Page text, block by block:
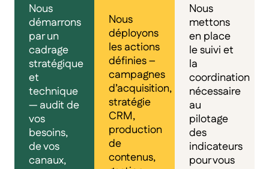
Nous
démarrons
par un
cadrage
stratégique
et
technique
— audit de
vos
besoins,
de vos
canaux,
Nous
déployons
les actions
définies –
campagnes
d’acquisition,
stratégie
CRM,
production
de
contenus,
Nous
mettons
en place
le suivi et
la
coordination
nécessaire
au
pilotage
des
indicateurs
pour vous